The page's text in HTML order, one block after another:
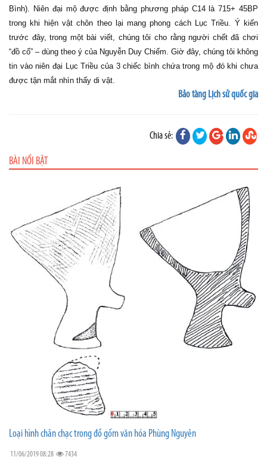
Bình). Niên đại mộ được định bằng phương pháp C14 là 715+ 45BP
trong khi hiện vật chôn theo lại mang phong cách Lục Triều. Ý kiến
trước đây, trong một bài viết, chúng tôi cho rằng người chết đã chơi
“đồ cổ” – dùng theo ý của Nguyễn Duy Chiếm. Giờ đây, chúng tôi không
tin vào niên đại Lục Triều của 3 chiếc bình chứa trong mộ đó khi chưa
được tận mắt nhìn thấy di vật.
Bảo tàng Lịch sử quốc gia
Chia sẻ:
BÀI NỔI BẬT
Loại hình chân chạc trong đồ gốm văn hóa Phùng Nguyên
11/06/2019 08:28 7434